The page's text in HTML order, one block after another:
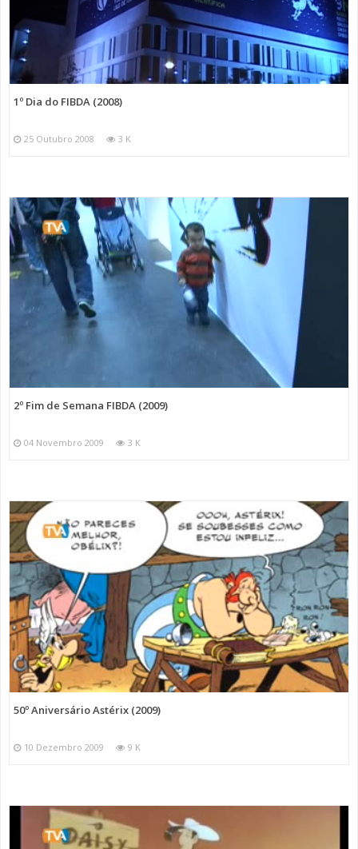
1º Dia do FIBDA (2008)
25 Outubro 2008 3 K
2º Fim de Semana FIBDA (2009)
04 Novembro 2009 3 K
50º Aniversário Astérix (2009)
10 Dezembro 2009 9 K